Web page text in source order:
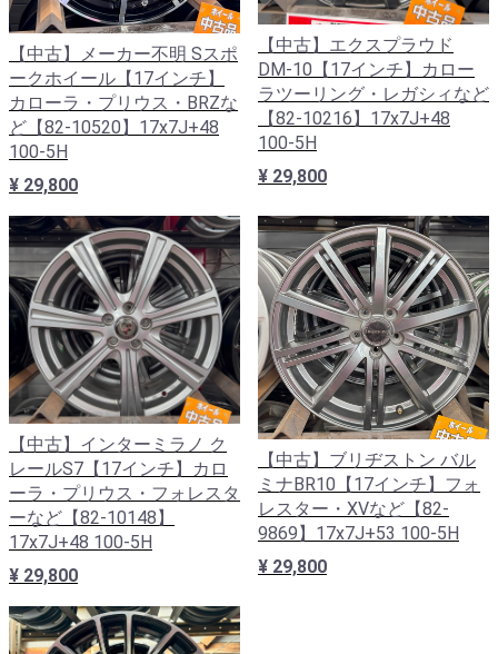
【中古】メーカー不明 Sスポ
ークホイール【17インチ】
カローラ・プリウス・BRZな
ど【82-10520】17x7J+48
100-5H
¥ 29,800
【中古】エクスプラウド
DM-10【17インチ】カロー
ラツーリング・レガシィなど
【82-10216】17x7J+48
100-5H
¥ 29,800
【中古】インターミラノ ク
レールS7【17インチ】カロ
ーラ・プリウス・フォレスタ
ーなど【82-10148】
17x7J+48 100-5H
¥ 29,800
【中古】ブリヂストン バル
ミナBR10【17インチ】フォ
レスター・XVなど【82-
9869】17x7J+53 100-5H
¥ 29,800